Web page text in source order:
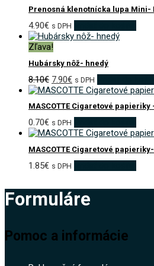
Prenosná klenotnícka lupa Mini-
4.90€ s DPH
Zľava!
Hubársky nôž- hnedý
8.10€ Pôvodná
cena
8.10€.
7.90€Aktuálna
cena
7.90€.
s DPH
MASCOTTE Cigaretové papieriky
0.70€ s DPH
MASCOTTE Cigaretové
1.85€ s DPH
Formuláre
Pomoc a informácie